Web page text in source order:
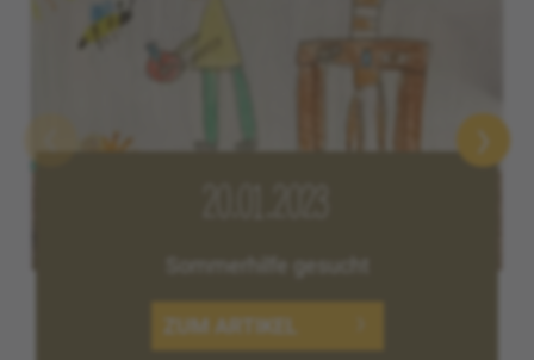
Sommerhilfe gesucht
ZUM ARTIKEL